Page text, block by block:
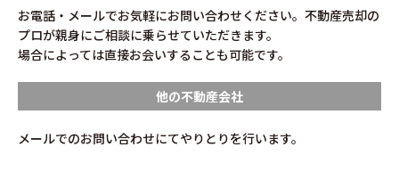
お電話・メールでお気軽にお問い合わせください。不動産売却の
プロが親身にご相談に乗らせていただきます。
場合によっては直接お会いすることも可能です。
他の不動産会社
メールでのお問い合わせにてやりとりを行います。